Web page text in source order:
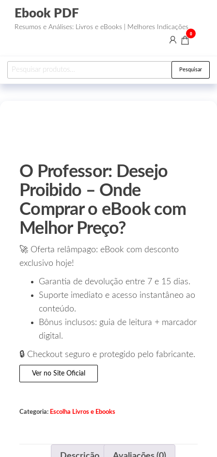
Ebook PDF
Resumos e Análises: Livros e eBooks | Melhores Indicações
0
Pesquisar
O Professor: Desejo
Proibido – Onde
Comprar o eBook com
Melhor Preço?
🚀 Oferta relâmpago: eBook com desconto
exclusivo hoje!
Garantia de devolução entre 7 e 15 dias.
Suporte imediato e acesso instantâneo ao
conteúdo.
Bônus inclusos: guia de leitura + marcador
digital.
🔒 Checkout seguro e protegido pelo fabricante.
Ver no Site Oficial
Categoria: Escolha Livros e Ebooks